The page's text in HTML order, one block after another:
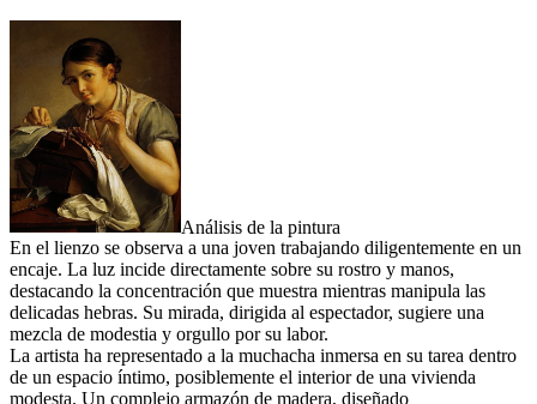
Análisis de la pintura
En el lienzo se observa a una joven trabajando diligentemente en un
encaje. La luz incide directamente sobre su rostro y manos,
destacando la concentración que muestra mientras manipula las
delicadas hebras. Su mirada, dirigida al espectador, sugiere una
mezcla de modestia y orgullo por su labor.
La artista ha representado a la muchacha inmersa en su tarea dentro
de un espacio íntimo, posiblemente el interior de una vivienda
modesta. Un complejo armazón de madera, diseñado